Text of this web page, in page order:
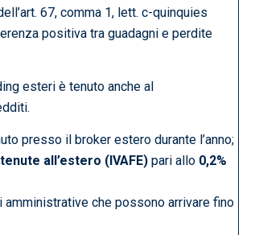
67, comma 1, lett. c-quinquies
positiva tra guadagni e perdite
esteri è tenuto anche al
presso il broker estero durante l’anno;
all’estero (IVAFE) pari allo 0,2%
amministrative che possono arrivare fino